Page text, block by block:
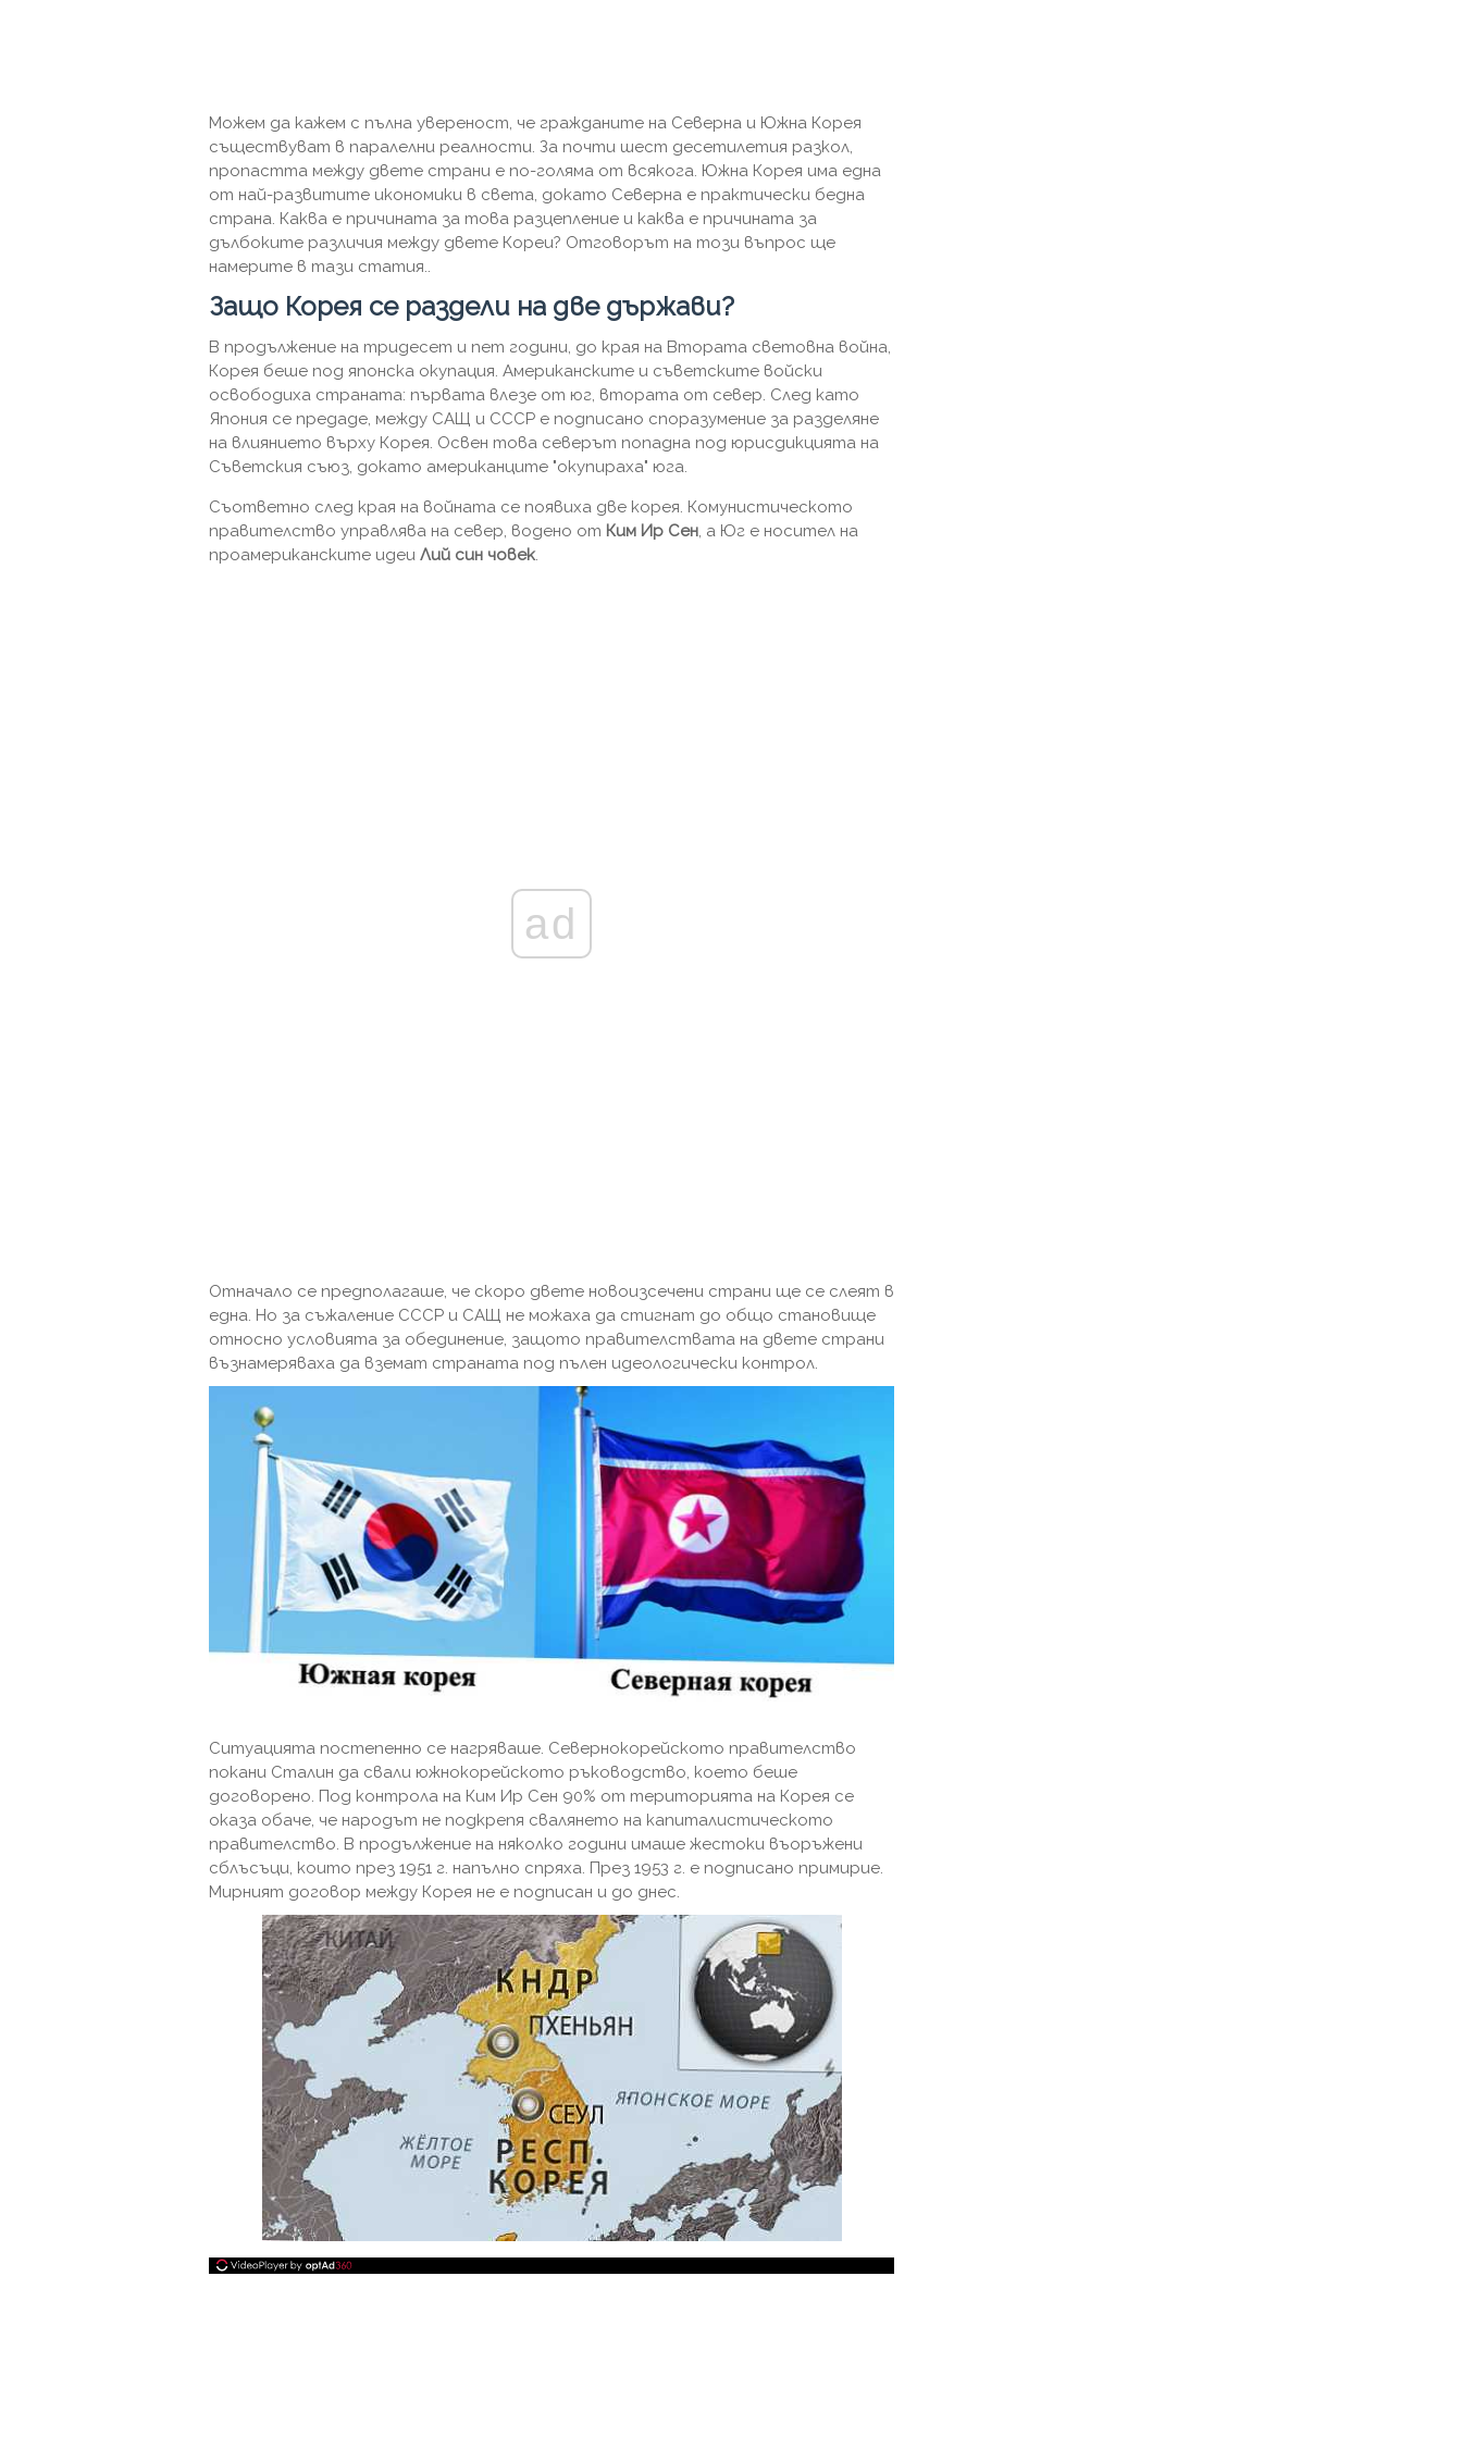
Можем да кажем с пълна увереност, че гражданите на Северна и Южна Корея
съществуват в паралелни реалности. За почти шест десетилетия разкол,
пропастта между двете страни е по-голяма от всякога. Южна Корея има една
от най-развитите икономики в света, докато Северна е практически бедна
страна. Каква е причината за това разцепление и каква е причината за
дълбоките различия между двете Кореи? Отговорът на този въпрос ще
намерите в тази статия..
Защо Корея се раздели на две държави?
В продължение на тридесет и пет години, до края на Втората световна война,
Корея беше под японска окупация. Американските и съветските войски
освободиха страната: първата влезе от юг, втората от север. След като
Япония се предаде, между САЩ и СССР е подписано споразумение за разделяне
на влиянието върху Корея. Освен това северът попадна под юрисдикцията на
Съветския съюз, докато американците "окупираха" юга.
Съответно след края на войната се появиха две корея. Комунистическото
правителство управлява на север, водено от Ким Ир Сен, а Юг е носител на
проамериканските идеи Лий син човек.
ad
Отначало се предполагаше, че скоро двете новоизсечени страни ще се слеят в
една. Но за съжаление СССР и САЩ не можаха да стигнат до общо становище
относно условията за обединение, защото правителствата на двете страни
възнамеряваха да вземат страната под пълен идеологически контрол.
Ситуацията постепенно се нагряваше. Севернокорейското правителство
покани Сталин да свали южнокорейското ръководство, което беше
договорено. Под контрола на Ким Ир Сен 90% от територията на Корея се
оказа обаче, че народът не подкрепя свалянето на капиталистическото
правителство. В продължение на няколко години имаше жестоки въоръжени
сблъсъци, които през 1951 г. напълно спряха. През 1953 г. е подписано примирие.
Мирният договор между Корея не е подписан и до днес.